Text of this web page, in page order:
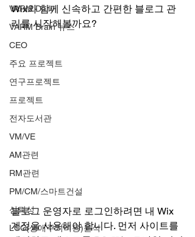
VARM Daily
VARM Brain 뉴스
CEO
주요 프로젝트
연구프로젝트
프로젝트
전자도서관
VM/VE
AM관련
RM관련
PM/CM/스마트건설
신뢰성
LCC(생애주기비용)분석
Wix와 함께 신속하고 간편한 블로그 관
리를 시작해볼까요?
블로그 운영자로 로그인하려면 내 Wix
계정을 사용해야 합니다. 먼저 사이트를